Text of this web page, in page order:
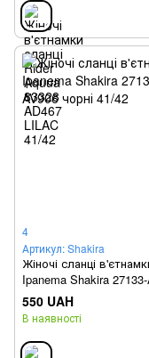
4
Артикул: Shakira
Жіночі сланці
Ipanema Shakira
чорні 41/42
550 UAH
В наявності